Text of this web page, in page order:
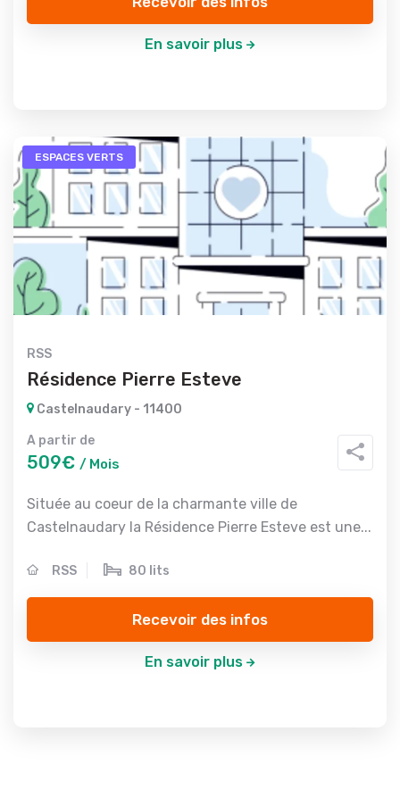
En savoir plus
ESPACES VERTS
RSS
Résidence Pierre Esteve
Castelnaudary - 11400
A partir de
509€ / Mois
Située au coeur de la charmante ville de
Castelnaudary la Résidence Pierre Esteve est une...
RSS 80 lits
Recevoir des infos
En savoir plus